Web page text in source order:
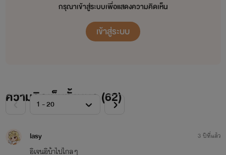
กรุณาเข้าสู่ระบบเพื่อแสดงความคิดเห็น
เข้าสู่ระบบ
ความคิดเห็นทั้งหมด (62)
lasy
อิเจนอิบ้าไปไกลๆ
3 ปีที่แล้ว